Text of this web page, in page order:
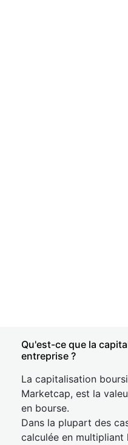
Qu'est-ce que la
entreprise ?
La capitalisation
Marketcap, est la
en bourse.
Dans la plupart des
calculée en